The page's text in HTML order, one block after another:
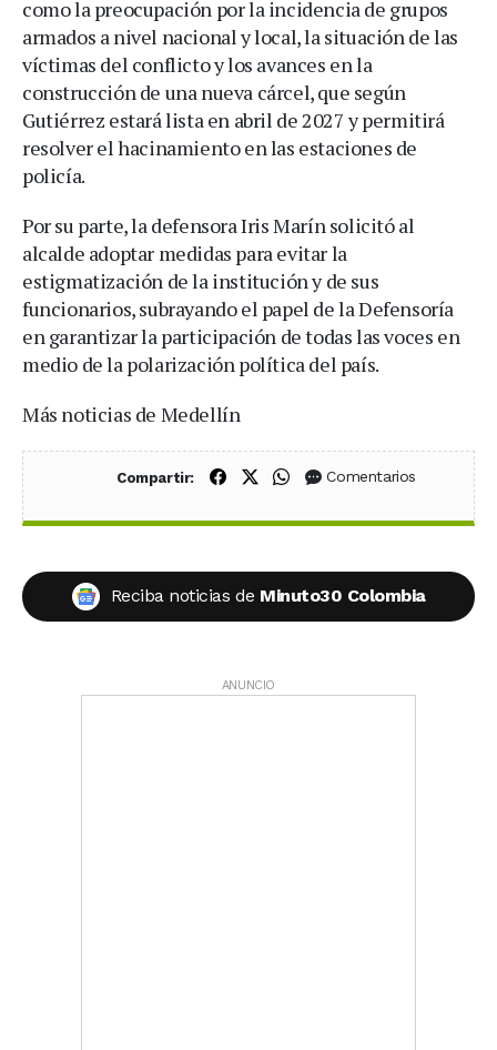
como la preocupación por la incidencia de grupos
armados a nivel nacional y local, la situación de las
víctimas del conflicto y los avances en la
construcción de una nueva cárcel, que según
Gutiérrez estará lista en abril de 2027 y permitirá
resolver el hacinamiento en las estaciones de
policía.
Por su parte, la defensora Iris Marín solicitó al
alcalde adoptar medidas para evitar la
estigmatización de la institución y de sus
funcionarios, subrayando el papel de la Defensoría
en garantizar la participación de todas las voces en
medio de la polarización política del país.
Más noticias de Medellín
Compartir: Compartir en Facebook
Compartir en X (Twitter)
Compartir en WhatsApp
Comentarios
Reciba noticias de Minuto30 Colombia
ANUNCIO